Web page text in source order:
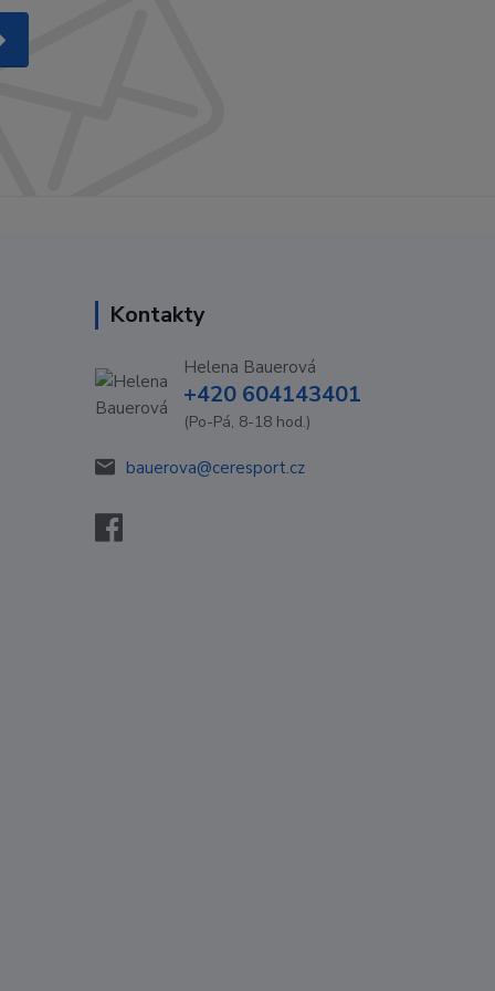
Kontakty
Helena Bauerová
+420 604143401
(Po-Pá, 8-18 hod.)
bauerova@ceresport.cz